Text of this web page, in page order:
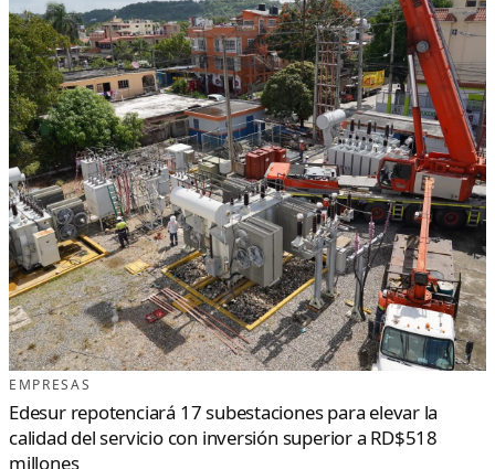
EMPRESAS
Edesur repotenciará 17 subestaciones para elevar la
calidad del servicio con inversión superior a RD$518
millones